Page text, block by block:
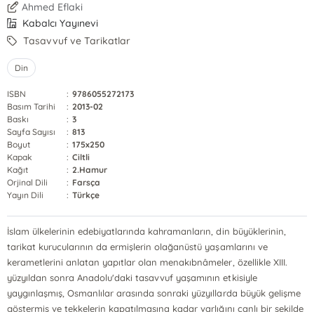
Ahmed Eflaki
Kabalcı Yayınevi
Tasavvuf ve Tarikatlar
Din
ISBN : 9786055272173
Basım Tarihi
: 2013-02
Baskı
: 3
Sayfa Sayısı
: 813
Boyut
: 175x250
Kapak
: Ciltli
Kağıt
: 2.Hamur
Orjinal Dili
: Farsça
Yayın Dili
: Türkçe
İslam ülkelerinin edebiyatlarında kahramanların, din büyüklerinin,
tarikat kurucularının da ermişlerin olağanüstü yaşamlarını ve
kerametlerini anlatan yapıtlar olan menakıbnâmeler, özellikle XIII.
yüzyıldan sonra Anadolu'daki tasavvuf yaşamının etkisiyle
yaygınlaşmış, Osmanlılar arasında sonraki yüzyıllarda büyük gelişme
göstermiş ve tekkelerin kapatılmasına kadar varlığını canlı bir şekilde